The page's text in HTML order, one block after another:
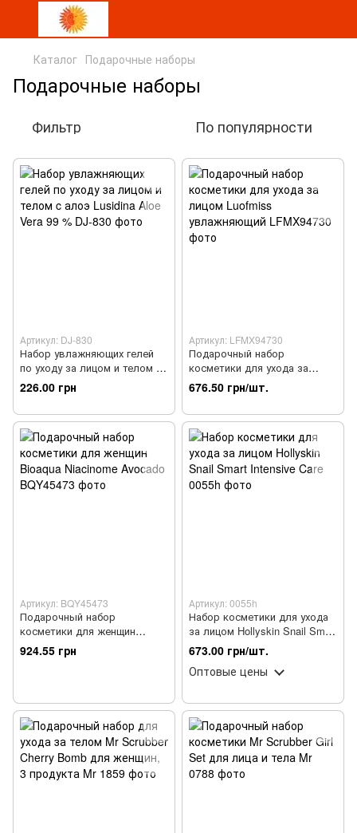
Каталог Подарочные наборы
Подарочные наборы
Фильтр По популярности
Артикул: DJ-830
Набор увлажняющих гелей
по уходу за лицом и телом c
алоэ Lusidina Aloe Vera 99 %
226.00 грн
Артикул: LFMX94730
Подарочный набор
косметики для ухода за
лицом Luofmiss
увлажняющий
676.50 грн/шт.
Артикул: BQY45473
Подарочный набор
косметики для женщин
Bioaqua Niacinome Avocado
924.55 грн
Артикул: 0055h
Набор косметики для ухода
за лицом Hollyskin Snail Smart
Intensive Care
673.00 грн/шт.
Оптовые цены